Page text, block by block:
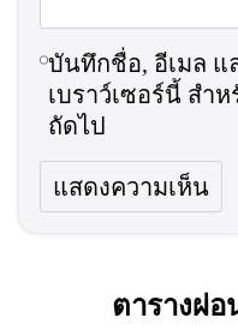
บันทึกชื่อ, อีเมล
เบราว์เซอร์นี้ สำ
ถัดไป
ตารางผ่